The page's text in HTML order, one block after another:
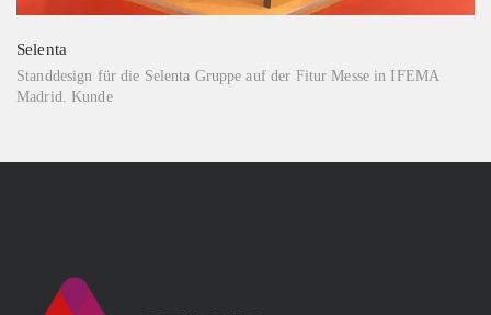
Selenta
Standdesign für die Selenta Gruppe auf der Fitur Messe in IFEMA
Madrid. Kunde